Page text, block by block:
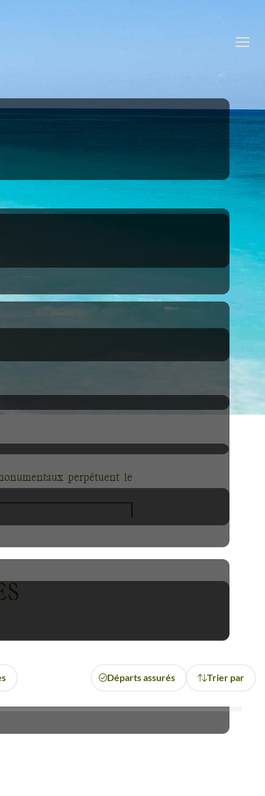
perpétuent le
ou brique, rivalisent de
des Mariachis. Ourlé
Départs assurés Trier par